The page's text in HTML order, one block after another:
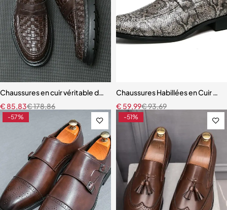
Chaussures en cuir véritable de style britannique pour hommes
€178,86
€ 85,83
Chaussures Habillées en Cuir
€93,69
€ 59,99
-57% -51%